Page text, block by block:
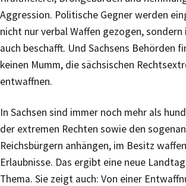
Aggression. Politische Gegner werden
nicht nur verbal Waffen gezogen,
auch beschafft. Und Sachsens Behörden
keinen Mumm, die sächsischen
entwaffnen.
In Sachsen sind immer noch mehr als
der extremen Rechten sowie den
Reichsbürgern anhängen, im Besitz
Erlaubnisse. Das ergibt eine neue
Thema. Sie zeigt auch: Von einer